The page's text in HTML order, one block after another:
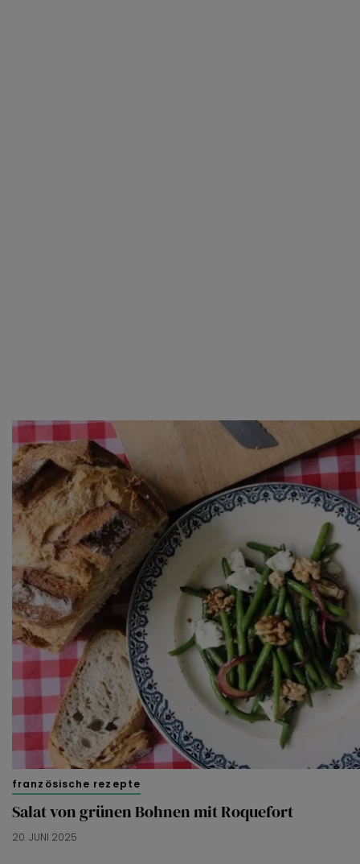
französische rezepte
Salat von grünen Bohnen mit Roquefort
20. JUNI 2025